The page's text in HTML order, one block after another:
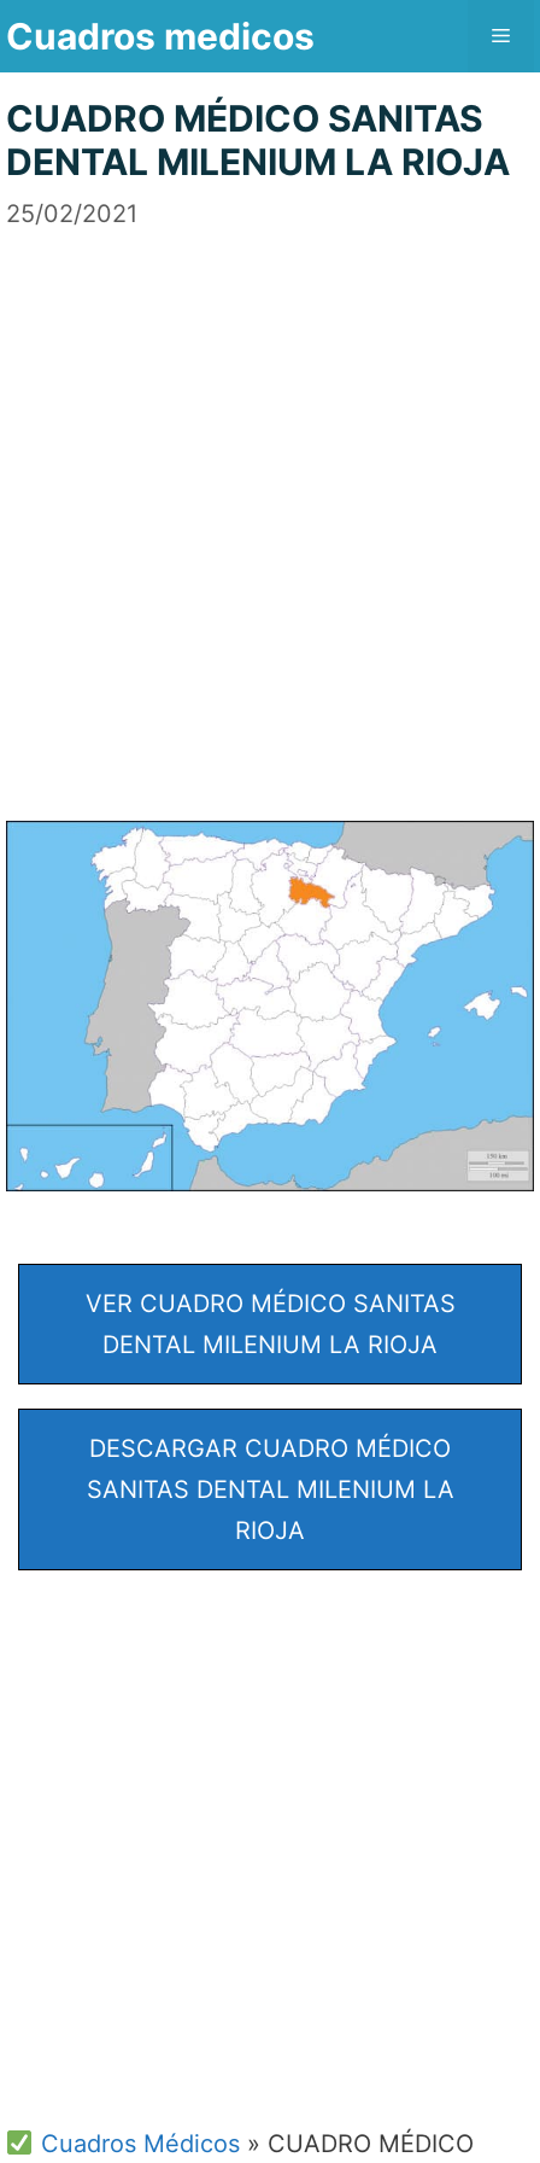
Saltar
contenido
Cuadros medicos
CUADRO MÉDICO SANITAS
DENTAL MILENIUM LA RIOJA
25/02/2021
VER CUADRO MÉDICO SANITAS
DENTAL MILENIUM LA RIOJA
DESCARGAR CUADRO MÉDICO
SANITAS DENTAL MILENIUM LA
RIOJA
Cuadros Médicos» CUADRO MÉDICO